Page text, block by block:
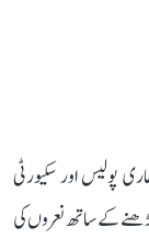
پولیس اور سکیورٹی
کے ساتھ نعروں کی